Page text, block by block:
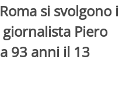
si svolgono i
Piero
93 anni il 13